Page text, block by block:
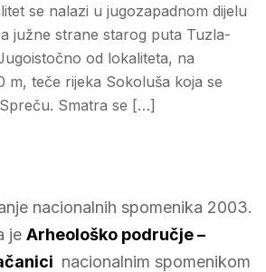
se nalazi u jugozapadnom dijelu
južne strane starog puta Tuzla-
od lokaliteta, na
m, teče rijeka Sokoluša koja se
Smatra se […]
nacionalnih spomenika 2003.
je Arheološko područje –
nacionalnim spomenikom